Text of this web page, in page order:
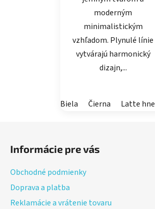
moderným
minimalistickým
vzhľadom. Plynulé línie
vytvárajú harmonický
dizajn,...
Biela Čierna Latte
Informácie pre vás
Obchodné podmienky
Doprava a platba
Reklamácie a vrátenie tovaru